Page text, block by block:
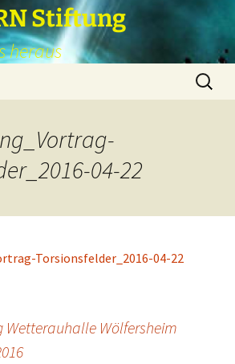
Stiftung
heraus
Suchen
nach:
04-22
Torsionsfelder_2016-04-22
Wetterauhalle Wölfersheim